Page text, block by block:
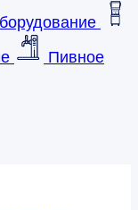
Пивное